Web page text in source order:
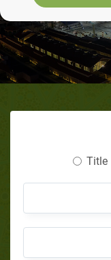
Title